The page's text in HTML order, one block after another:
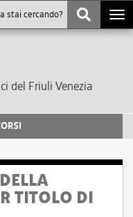
del Friuli Venezia
TITOLO DI